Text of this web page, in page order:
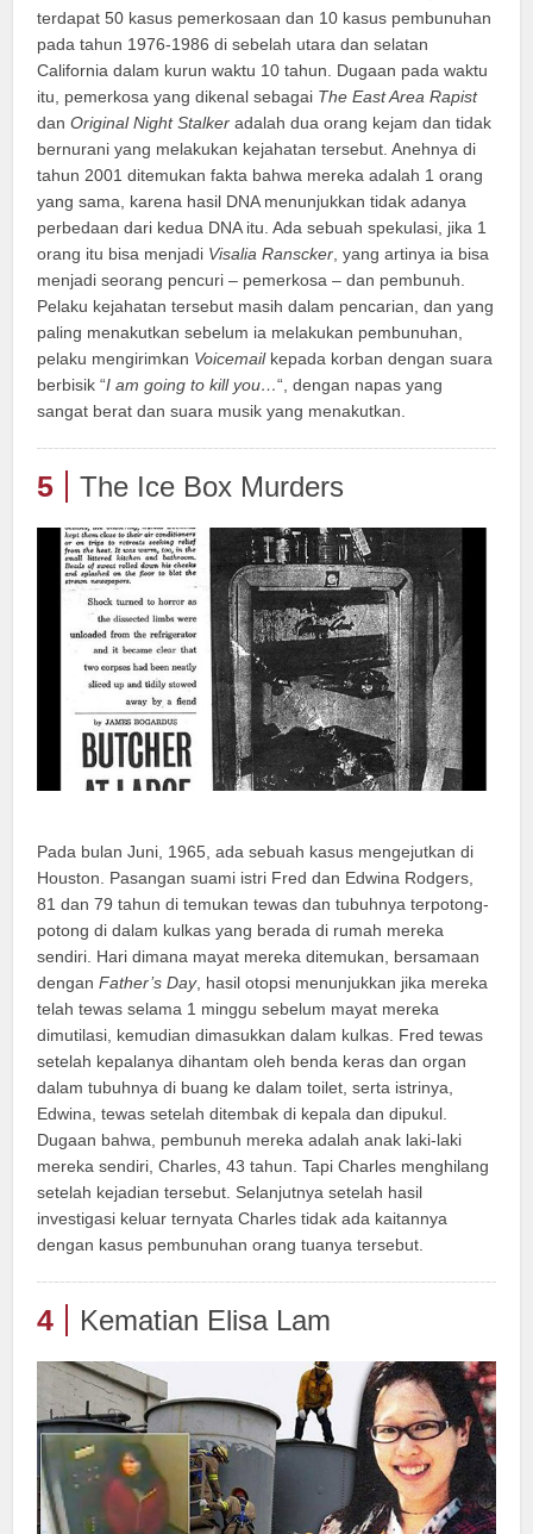
terdapat 50 kasus pemerkosaan dan 10 kasus pembunuhan
pada tahun 1976-1986 di sebelah utara dan selatan
California dalam kurun waktu 10 tahun. Dugaan pada waktu
itu, pemerkosa yang dikenal sebagai The East Area Rapist
danOriginal Night Stalkeradalah dua orang kejam dan tidak
bernurani yang melakukan kejahatan tersebut. Anehnya di
tahun 2001 ditemukan fakta bahwa mereka adalah 1 orang
yang sama, karena hasil DNA menunjukkan tidak adanya
perbedaan dari kedua DNA itu. Ada sebuah spekulasi, jika 1
orang itu bisa menjadi Visalia Ranscker , yang artinya ia bisa
menjadi seorang pencuri – pemerkosa – dan pembunuh.
Pelaku kejahatan tersebut masih dalam pencarian, dan yang
paling menakutkan sebelum ia melakukan pembunuhan,
pelaku mengirimkan Voicemail kepada korban dengan suara
berbisik “I am going to kill you…“, dengan napas yang
sangat berat dan suara musik yang menakutkan.
5 The Ice Box Murders
Pada bulan Juni, 1965, ada sebuah kasus mengejutkan di
Houston. Pasangan suami istri Fred dan Edwina Rodgers,
81 dan 79 tahun di temukan tewas dan tubuhnya terpotong-
potong di dalam kulkas yang berada di rumah mereka
sendiri. Hari dimana mayat mereka ditemukan, bersamaan
denganFather’s Day, hasil otopsi menunjukkan jika mereka
telah tewas selama 1 minggu sebelum mayat mereka
dimutilasi, kemudian dimasukkan dalam kulkas. Fred tewas
setelah kepalanya dihantam oleh benda keras dan organ
dalam tubuhnya di buang ke dalam toilet, serta istrinya,
Edwina, tewas setelah ditembak di kepala dan dipukul.
Dugaan bahwa, pembunuh mereka adalah anak laki-laki
mereka sendiri, Charles, 43 tahun. Tapi Charles menghilang
setelah kejadian tersebut. Selanjutnya setelah hasil
investigasi keluar ternyata Charles tidak ada kaitannya
dengan kasus pembunuhan orang tuanya tersebut.
4 Kematian Elisa Lam